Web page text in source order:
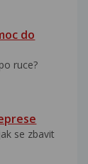
do
ruce?
se zbavit